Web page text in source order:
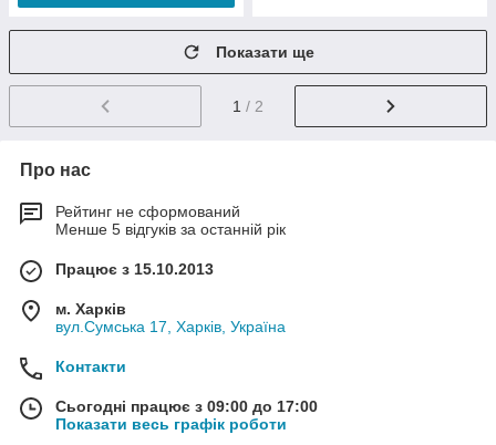
Показати ще
1 / 2
Про нас
Рейтинг не сформований
Менше 5 відгуків за останній рік
Працює з 15.10.2013
м. Харків
вул.Сумська 17, Харків, Україна
Контакти
Сьогодні працює з 09:00 до 17:00
Показати весь графік роботи